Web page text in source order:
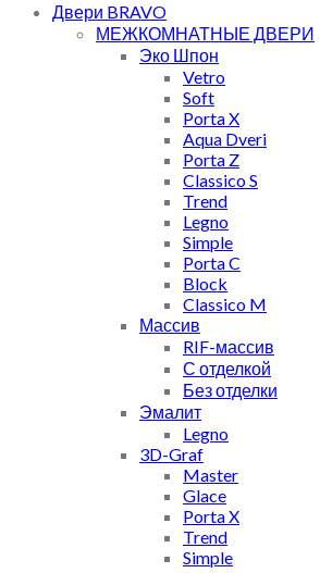
Двери BRAVO
МЕЖКОМНАТНЫЕ ДВЕРИ
Эко Шпон
Vetro
Soft
Porta X
Aqua Dveri
Porta Z
Classico S
Trend
Legno
Simple
Porta C
Block
Classico M
Массив
RIF-массив
С отделкой
Без отделки
Эмалит
Legno
3D-Graf
Master
Glace
Porta X
Trend
Simple